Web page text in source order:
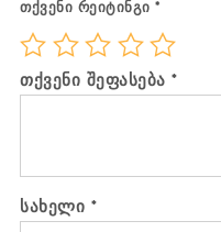
თქვენი რეიტინგი*
თქვენი შეფასება*
სახელი *